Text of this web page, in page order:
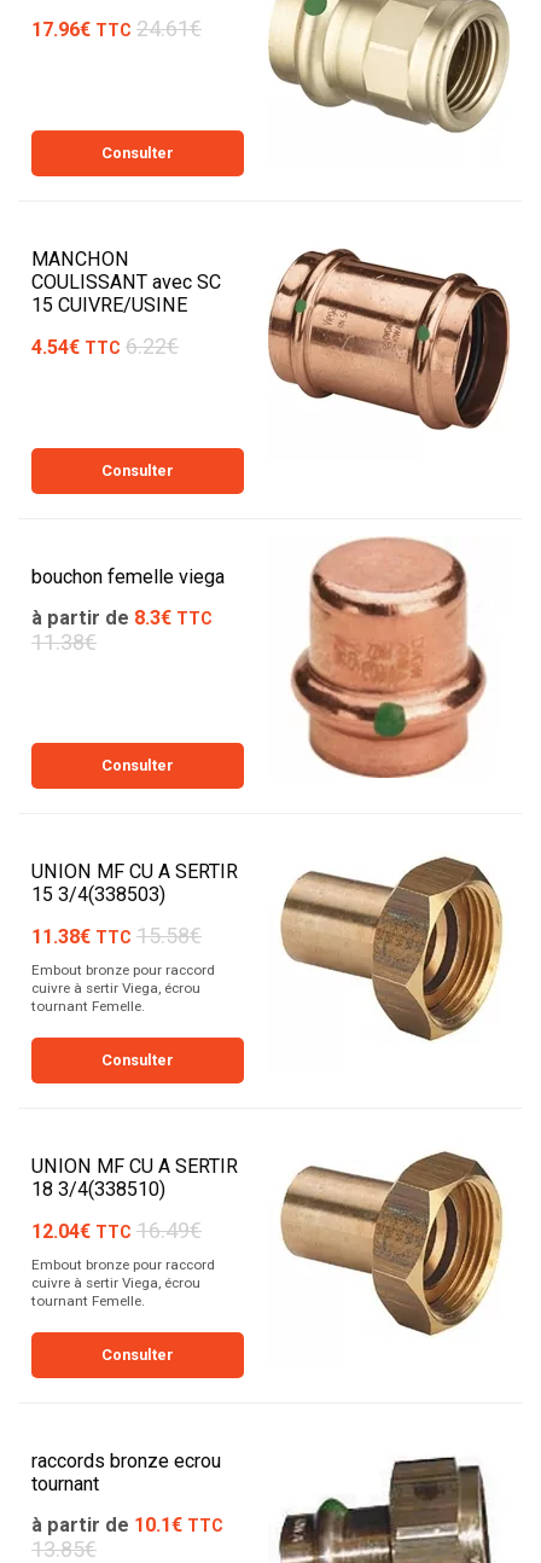
17.96€ TTC 24.61€
Consulter
MANCHON
COULISSANT avec SC
15 CUIVRE/USINE
4.54€ TTC 6.22€
Consulter
bouchon femelle viega
à partir de 8.3€ TTC
11.38€
Consulter
UNION MF CU A SERTIR
15 3/4(338503)
11.38€ TTC 15.58€
Embout bronze pour raccord
cuivre à sertir Viega, écrou
tournant Femelle.
Consulter
UNION MF CU A SERTIR
18 3/4(338510)
12.04€ TTC 16.49€
Embout bronze pour raccord
cuivre à sertir Viega, écrou
tournant Femelle.
Consulter
raccords bronze ecrou
tournant
à partir de 10.1€ TTC
13.85€